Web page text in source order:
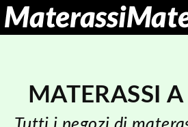
MATERASSI